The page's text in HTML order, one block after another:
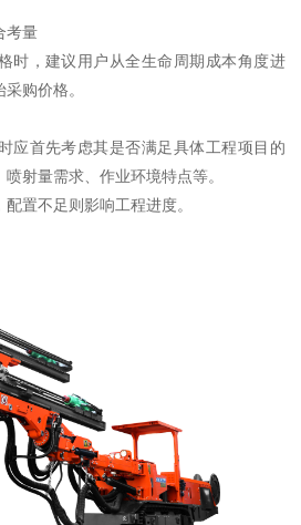
考量
时，建议用户从全生命周期成本角度进
购价格。
应首先考虑其是否满足具体工程项目的
射量需求、作业环境特点等。
置不足则影响工程进度。